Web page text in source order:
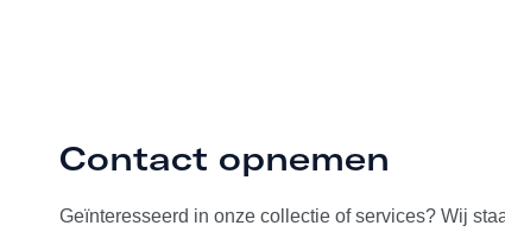
Contact opnemen
Geïnteresseerd in onze collectie of services? Wij